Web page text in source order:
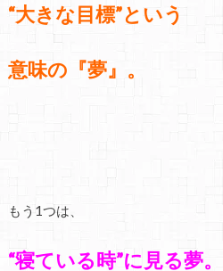
“大きな目標”という
意味の『夢』。
もう1つは、
“寝ている時”に見る夢。